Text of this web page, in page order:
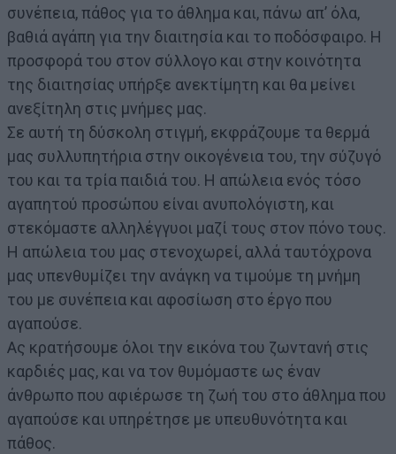
συνέπεια, πάθος για το άθλημα και, πάνω απ’ όλα,
βαθιά αγάπη για την διαιτησία και το ποδόσφαιρο. Η
προσφορά του στον σύλλογο και στην κοινότητα
της διαιτησίας υπήρξε ανεκτίμητη και θα μείνει
ανεξίτηλη στις μνήμες μας.
Σε αυτή τη δύσκολη στιγμή, εκφράζουμε τα θερμά
μας συλλυπητήρια στην οικογένεια του, την σύζυγό
του και τα τρία παιδιά του. Η απώλεια ενός τόσο
αγαπητού προσώπου είναι ανυπολόγιστη, και
στεκόμαστε αλληλέγγυοι μαζί τους στον πόνο τους.
Η απώλεια του μας στενοχωρεί, αλλά ταυτόχρονα
μας υπενθυμίζει την ανάγκη να τιμούμε τη μνήμη
του με συνέπεια και αφοσίωση στο έργο που
αγαπούσε.
Ας κρατήσουμε όλοι την εικόνα του ζωντανή στις
καρδιές μας, και να τον θυμόμαστε ως έναν
άνθρωπο που αφιέρωσε τη ζωή του στο άθλημα που
αγαπούσε και υπηρέτησε με υπευθυνότητα και
πάθος.